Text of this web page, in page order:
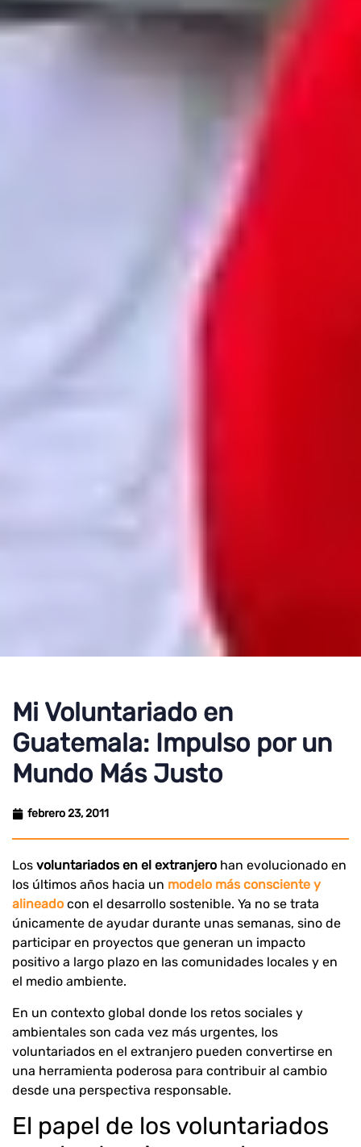
Mi Voluntariado en
Guatemala: Impulso por un
Mundo Más Justo
febrero 23, 2011
Los voluntariados en el extranjero han evolucionado en
los últimos años hacia un modelo más consciente y
alineado con el desarrollo sostenible. Ya no se trata
únicamente de ayudar durante unas semanas, sino de
participar en proyectos que generan un impacto
positivo a largo plazo en las comunidades locales y en
el medio ambiente.
En un contexto global donde los retos sociales y
ambientales son cada vez más urgentes, los
voluntariados en el extranjero pueden convertirse en
una herramienta poderosa para contribuir al cambio
desde una perspectiva responsable.
El papel de los voluntariados